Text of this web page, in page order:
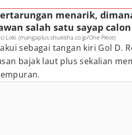
menarik,
salah satu sayap
Loki. (mangaplus.shueisha.co.jp/One Piece)
sebagai tangan kiri Gol D.
bajak laut plus sekalian